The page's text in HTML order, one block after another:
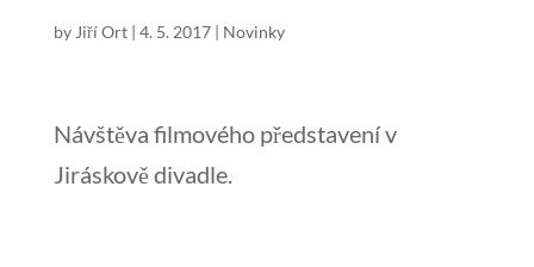
by Jiří Ort| 4. 5. 2017| Novinky
Návštěva filmového představení v
Jiráskově divadle.